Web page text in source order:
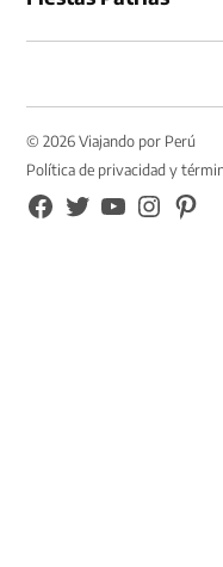
© 2026 Viajando por Perú
Política de privacidad y
FB
TW YouTubeInstagramPinterest